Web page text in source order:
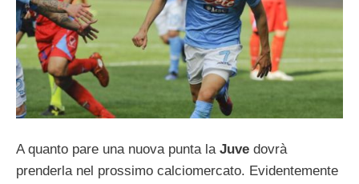
A quanto pare una nuova punta la Juve dovrà
prenderla nel prossimo calciomercato. Evidentemente